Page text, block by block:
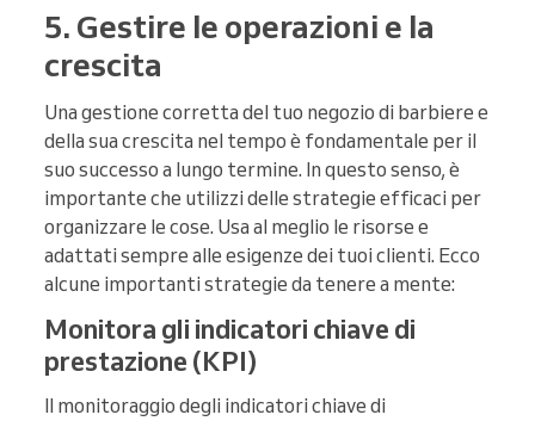
5. Gestire le operazioni e la
crescita
Una gestione corretta del tuo negozio di barbiere e
della sua crescita nel tempo è fondamentale per il
suo successo a lungo termine. In questo senso, è
importante che utilizzi delle strategie efficaci per
organizzare le cose. Usa al meglio le risorse e
adattati sempre alle esigenze dei tuoi clienti. Ecco
alcune importanti strategie da tenere a mente:
Monitora gli indicatori chiave di
prestazione (KPI)
Il monitoraggio degli indicatori chiave di